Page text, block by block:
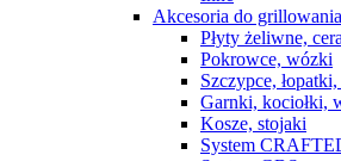
Akcesoria do
Płyty żeliwne,
Pokrowce, wózki
Szczypce,
Garnki, kociołki,
Kosze, stojaki
System